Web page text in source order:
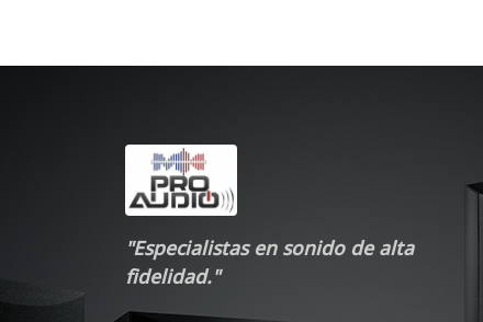
"Especialistas en sonido de alta
fidelidad."